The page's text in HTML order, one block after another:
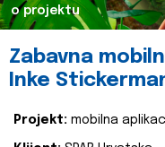
o projektu
Zabavna
Inke
Projekt: mobilna